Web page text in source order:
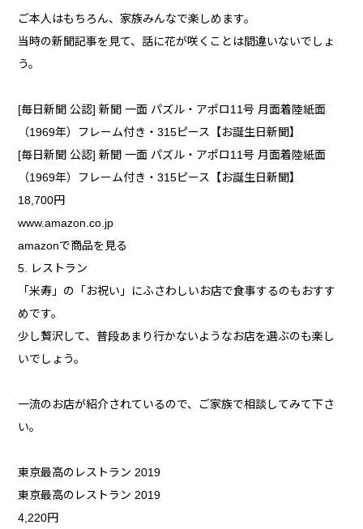
ご本人はもちろん、家族みんなで楽しめます。
当時の新聞記事を見て、話に花が咲くことは間違いないでしょ
う。
[毎日新聞 公認] 新聞 一面 パズル・アポロ11号 月面着陸紙面
（1969年）フレーム付き・315ピース【お誕生日新聞】
[毎日新聞 公認] 新聞 一面 パズル・アポロ11号 月面着陸紙面
（1969年）フレーム付き・315ピース【お誕生日新聞】
18,700円
www.amazon.co.jp
amazonで商品を見る
5. レストラン
「米寿」の「お祝い」にふさわしいお店で食事するのもおすす
めです。
少し贅沢して、普段あまり行かないようなお店を選ぶのも楽し
いでしょう。
一流のお店が紹介されているので、ご家族で相談してみて下さ
い。
東京最高のレストラン 2019
東京最高のレストラン 2019
4,220円